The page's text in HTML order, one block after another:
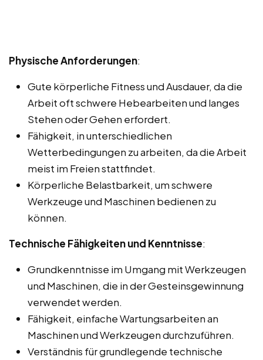
Physische Anforderungen:
Gute körperliche Fitness und Ausdauer, da die
Arbeit oft schwere Hebearbeiten und langes
Stehen oder Gehen erfordert.
Fähigkeit, in unterschiedlichen
Wetterbedingungen zu arbeiten, da die Arbeit
meist im Freien stattfindet.
Körperliche Belastbarkeit, um schwere
Werkzeuge und Maschinen bedienen zu
können.
Technische Fähigkeiten und Kenntnisse:
Grundkenntnisse im Umgang mit Werkzeugen
und Maschinen, die in der Gesteinsgewinnung
verwendet werden.
Fähigkeit, einfache Wartungsarbeiten an
Maschinen und Werkzeugen durchzuführen.
Verständnis für grundlegende technische